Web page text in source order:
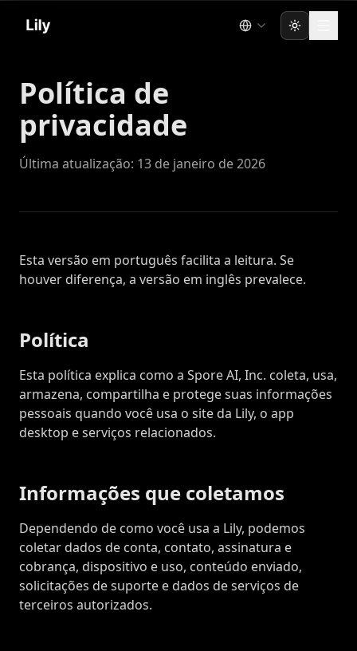
Toggle
Política de
privacidade
Última atualização: 13 de janeiro de 2026
Esta versão em português facilita a leitura. Se
houver diferença, a versão em inglês prevalece.
Política
Esta política explica como a Spore AI, Inc. coleta, usa,
armazena, compartilha e protege suas informações
pessoais quando você usa o site da Lily, o app
desktop e serviços relacionados.
Informações que coletamos
Dependendo de como você usa a Lily, podemos
coletar dados de conta, contato, assinatura e
cobrança, dispositivo e uso, conteúdo enviado,
solicitações de suporte e dados de serviços de
terceiros autorizados.